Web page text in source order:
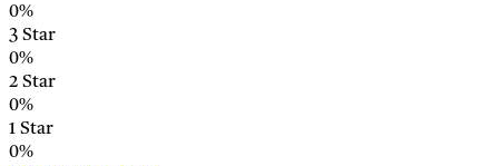
0%
3 Star
0%
2 Star
0%
1 Star
0%